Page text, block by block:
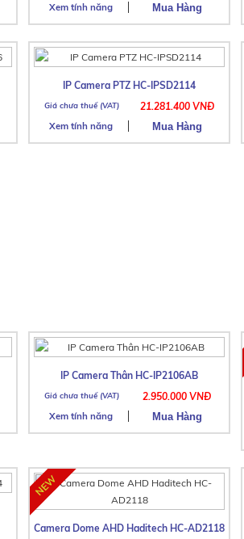
Xem tính năng
IP Camera PTZ HC-IPSD2114
21.281.400 VNĐ
Xem tính năng
IP Camera Thân HC-IP2106AB
2.950.000 VNĐ
Xem tính năng
Camera Dome AHD Haditech HC-AD2118